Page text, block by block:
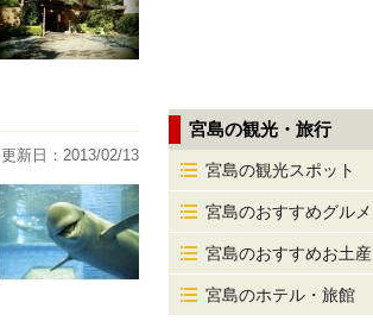
更新日：2013/02/13
宮島の観光・旅行
宮島の観光スポット
宮島のおすすめグルメ
宮島のおすすめお土産
宮島のホテル・旅館